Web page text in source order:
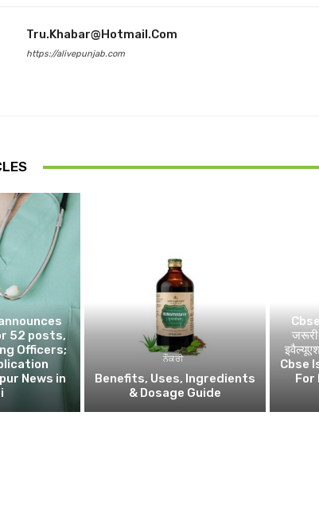
Tru.khabar@hotmail.com
https://alivepunjab.com
52 posts,
Officers;
News in
ਨੌਕਰੀ
Benefits, Uses, Ingredients
& Dosage Guide
जरूरी
Cbse
For